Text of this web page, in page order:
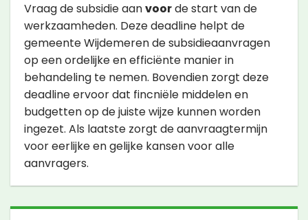
Vraag de subsidie aanvoorde start van de
werkzaamheden. Deze deadline helpt de
gemeente Wijdemeren de subsidieaanvragen
op een ordelijke en efficiënte manier in
behandeling te nemen. Bovendien zorgt deze
deadline ervoor dat fincniële middelen en
budgetten op de juiste wijze kunnen worden
ingezet. Als laatste zorgt de aanvraagtermijn
voor eerlijke en gelijke kansen voor alle
aanvragers.